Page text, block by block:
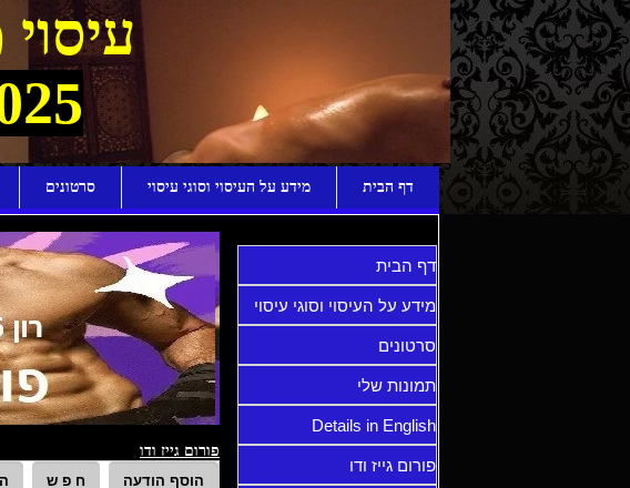
דף הבית מידע על העיסוי וסוגי עיסוי סרטונים
דף הבית
מידע על העיסוי וסוגי עיסוי
סרטונים
תמונות שלי
Details in English
פורום גייז ודו
פורום גייז ודו